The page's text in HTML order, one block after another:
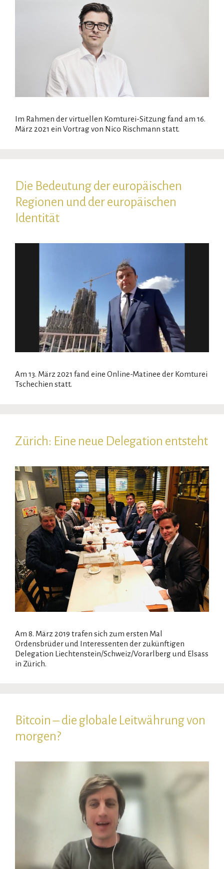
Im Rahmen der virtuellen Komturei-Sitzung fand am 16.
März 2021 ein Vortrag von Nico Rischmann statt.
Die Bedeutung der europäischen
Regionen und der europäischen
Identität
Am 13. März 2021 fand eine Online-Matinee der Komturei
Tschechien statt.
Zürich: Eine neue Delegation entsteht
Am 8. März 2019 trafen sich zum ersten Mal
Ordensbrüder und Interessenten der zukünftigen
Delegation Liechtenstein/Schweiz/Vorarlberg und Elsass
in Zürich.
Bitcoin – die globale Leitwährung von
morgen?